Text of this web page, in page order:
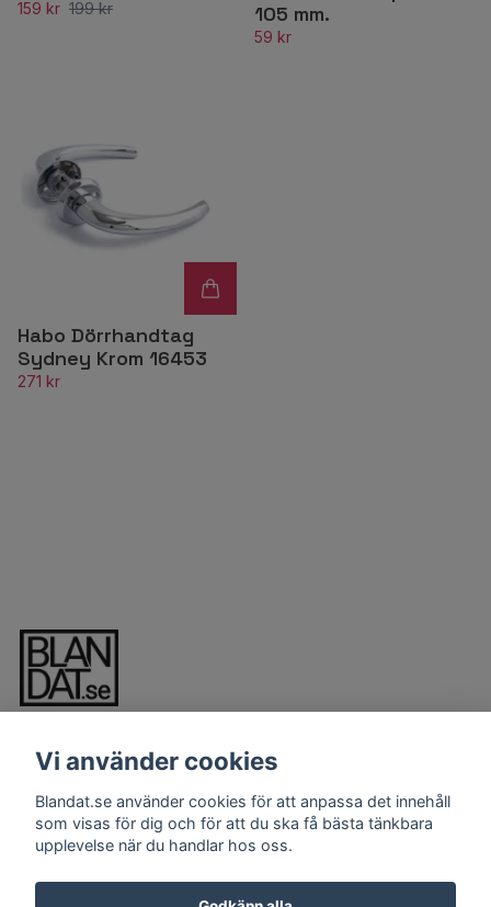
159 kr 199 kr
105 mm.
59 kr
Habo Dörrhandtag
Sydney Krom 16453
271 kr
LÄS MER
Kontakt
Vi använder cookies
Blandat.se använder cookies för att anpassa det innehåll
som visas för dig och för att du ska få bästa tänkbara
upplevelse när du handlar hos oss.